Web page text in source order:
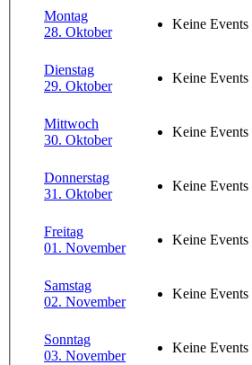
Montag
28. Oktober
Keine Events
Dienstag
29. Oktober
Keine Events
Mittwoch
30. Oktober
Keine Events
Donnerstag
31. Oktober
Keine Events
Freitag
01. November
Keine Events
Samstag
02. November
Keine Events
Sonntag
03. November
Keine Events